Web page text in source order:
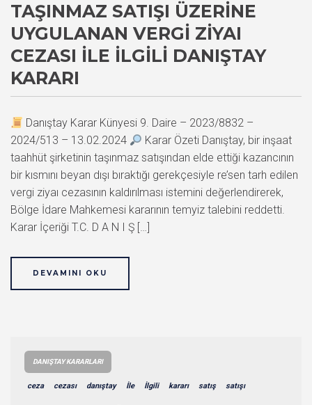
TAŞINMAZ SATIŞI ÜZERINE
UYGULANAN VERGI ZIYAI
CEZASI İLE İLGILI DANIŞTAY
KARARI
Danıştay Karar Künyesi 9. Daire – 2023/8832 –
2024/513 – 13.02.2024
Karar Özeti Danıştay, bir inşaat
taahhüt şirketinin taşınmaz satışından elde ettiği kazancının
bir kısmını beyan dışı bıraktığı gerekçesiyle re’sen tarh edilen
vergi ziyaı cezasının kaldırılması istemini değerlendirerek,
Bölge İdare Mahkemesi kararının temyiz talebini reddetti.
Karar İçeriği T.C. D A N I Ş […]
DEVAMINI OKU
DANIŞTAY KARARLARI
ceza cezası danıştay İle İlgili kararı satış satışı